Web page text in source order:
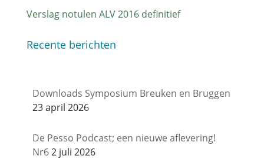
Verslag notulen ALV 2016 definitief
Recente berichten
Downloads Symposium Breuken en Bruggen
23 april 2026
De Pesso Podcast; een nieuwe aflevering!
Nr62 juli 2026